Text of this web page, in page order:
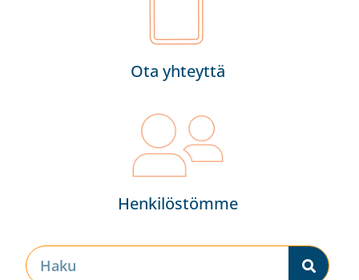
Ota yhteyttä
Henkilöstömme